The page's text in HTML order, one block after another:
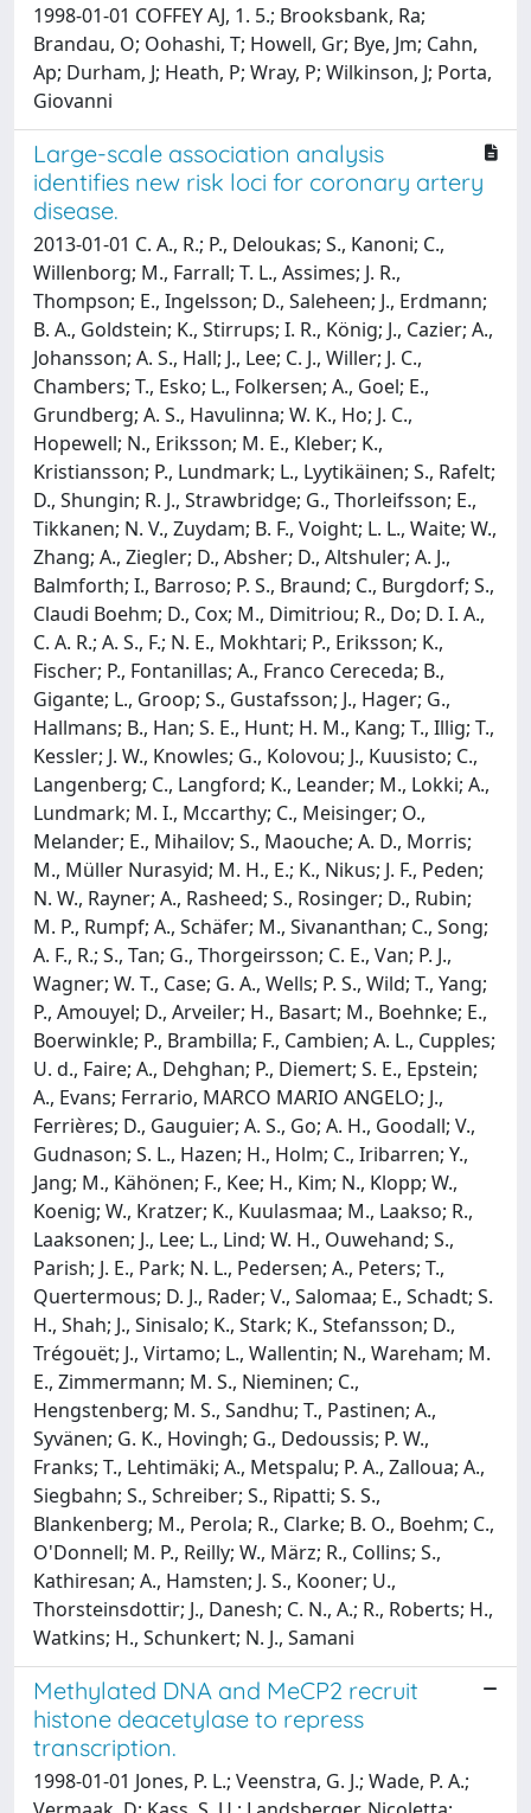
1998-01-01 COFFEY AJ, 1. 5.; Brooksbank, Ra;
Brandau, O; Oohashi, T; Howell, Gr; Bye, Jm; Cahn,
Ap; Durham, J; Heath, P; Wray, P; Wilkinson, J; Porta,
Giovanni
Large-scale association analysis
identifies new risk loci for coronary artery
disease.
2013-01-01 C. A., R.; P., Deloukas; S., Kanoni; C.,
Willenborg; M., Farrall; T. L., Assimes; J. R.,
Thompson; E., Ingelsson; D., Saleheen; J., Erdmann;
B. A., Goldstein; K., Stirrups; I. R., König; J., Cazier; A.,
Johansson; A. S., Hall; J., Lee; C. J., Willer; J. C.,
Chambers; T., Esko; L., Folkersen; A., Goel; E.,
Grundberg; A. S., Havulinna; W. K., Ho; J. C.,
Hopewell; N., Eriksson; M. E., Kleber; K.,
Kristiansson; P., Lundmark; L., Lyytikäinen; S., Rafelt;
D., Shungin; R. J., Strawbridge; G., Thorleifsson; E.,
Tikkanen; N. V., Zuydam; B. F., Voight; L. L., Waite; W.,
Zhang; A., Ziegler; D., Absher; D., Altshuler; A. J.,
Balmforth; I., Barroso; P. S., Braund; C., Burgdorf; S.,
Claudi Boehm; D., Cox; M., Dimitriou; R., Do; D. I. A.,
C. A. R.; A. S., F.; N. E., Mokhtari; P., Eriksson; K.,
Fischer; P., Fontanillas; A., Franco Cereceda; B.,
Gigante; L., Groop; S., Gustafsson; J., Hager; G.,
Hallmans; B., Han; S. E., Hunt; H. M., Kang; T., Illig; T.,
Kessler; J. W., Knowles; G., Kolovou; J., Kuusisto; C.,
Langenberg; C., Langford; K., Leander; M., Lokki; A.,
Lundmark; M. I., Mccarthy; C., Meisinger; O.,
Melander; E., Mihailov; S., Maouche; A. D., Morris;
M., Müller Nurasyid; M. H., E.; K., Nikus; J. F., Peden;
N. W., Rayner; A., Rasheed; S., Rosinger; D., Rubin;
M. P., Rumpf; A., Schäfer; M., Sivananthan; C., Song;
A. F., R.; S., Tan; G., Thorgeirsson; C. E., Van; P. J.,
Wagner; W. T., Case; G. A., Wells; P. S., Wild; T., Yang;
P., Amouyel; D., Arveiler; H., Basart; M., Boehnke; E.,
Boerwinkle; P., Brambilla; F., Cambien; A. L., Cupples;
U. d., Faire; A., Dehghan; P., Diemert; S. E., Epstein;
A., Evans; Ferrario, MARCO MARIO ANGELO; J.,
Ferrières; D., Gauguier; A. S., Go; A. H., Goodall; V.,
Gudnason; S. L., Hazen; H., Holm; C., Iribarren; Y.,
Jang; M., Kähönen; F., Kee; H., Kim; N., Klopp; W.,
Koenig; W., Kratzer; K., Kuulasmaa; M., Laakso; R.,
Laaksonen; J., Lee; L., Lind; W. H., Ouwehand; S.,
Parish; J. E., Park; N. L., Pedersen; A., Peters; T.,
Quertermous; D. J., Rader; V., Salomaa; E., Schadt; S.
H., Shah; J., Sinisalo; K., Stark; K., Stefansson; D.,
Trégouët; J., Virtamo; L., Wallentin; N., Wareham; M.
E., Zimmermann; M. S., Nieminen; C.,
Hengstenberg; M. S., Sandhu; T., Pastinen; A.,
Syvänen; G. K., Hovingh; G., Dedoussis; P. W.,
Franks; T., Lehtimäki; A., Metspalu; P. A., Zalloua; A.,
Siegbahn; S., Schreiber; S., Ripatti; S. S.,
Blankenberg; M., Perola; R., Clarke; B. O., Boehm; C.,
O'Donnell; M. P., Reilly; W., März; R., Collins; S.,
Kathiresan; A., Hamsten; J. S., Kooner; U.,
Thorsteinsdottir; J., Danesh; C. N., A.; R., Roberts; H.,
Watkins; H., Schunkert; N. J., Samani
Methylated DNA and MeCP2 recruit
histone deacetylase to repress
transcription.
1998-01-01 Jones, P. L.; Veenstra, G. J.; Wade, P. A.;